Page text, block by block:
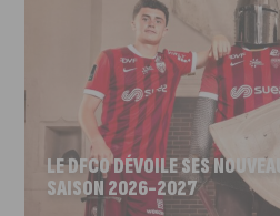
LE DFCO DÉVOILE SES
SAISON 2026-2027